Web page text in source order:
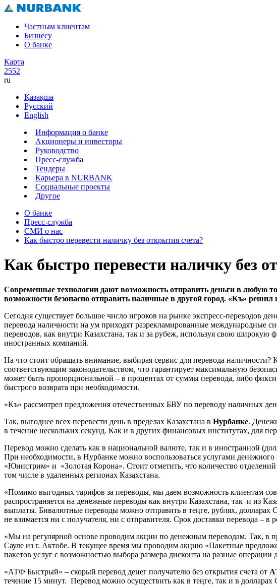
Частным клиентам
Бизнесу
О банке
Карта
2552
ru
Қазақша
Русский
English
Информация о банке
Акционеры и инвесторы
Руководство
Пресс-служба
Тендеры
Карьера в NURBANK
Социальные проекты
Другое
О банке
Пресс-служба
СМИ о нас
Как быстро перевести наличку без открытия счета?
Как быстро перевести наличку без
Современные технологии дают возможность отправить деньги в
возможности безопасно отправить наличные в другой город. «Къ»
Сегодня существует большое число игроков на рынке экспресс-переводов
перевода наличности на ум приходят разрекламированные международные
переводов, как внутри Казахстана, так и за рубеж, используя свою широкую
иностранных компаний.
На что стоит обращать внимание, выбирая сервис для перевода
соответствующим законодательством, что гарантирует максимальную
может быть пропорциональной – в процентах от суммы перевода, либо
быстрого возврата при необходимости.
«Къ» рассмотрел предложения отечественных БВУ по переводу наличных
Так, выгоднее всех перевести день в пределах Казахстана в Нурбанке.
в течение нескольких секунд. Как и в других финансовых институтах, для
Перевод можно сделать как в национальной валюте, так и в иностранной
При необходимости, в Нурбанке можно воспользоваться услугами
«Юнистрим» и «Золотая Корона». Стоит отметить, что количество
том числе в удаленных регионах Казахстана.
«Помимо выгодных тарифов за переводы, мы даем возможность клиентам
распространяется на денежные переводы как внутри Казахстана, так и из
выплаты. Бивалютные переводы можно отправить в теңге, рублях,
не взимается ни с получателя, ни с отправителя. Срок доставки перевода – в
«Мы на регулярной основе проводим акции по денежным переводам. Так, в
Сауле из г. Актобе. В текущее время мы проводим акцию «Пакетные
пакетов услуг с возможностью выбора размера дисконта на разные
«АТФ Быстрый» – скорый перевод денег получателю без открытия счета от
течение 15 минут. Перевод можно осуществить как в теңге, так и в